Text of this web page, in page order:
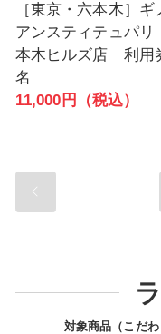
［東京・六本木］ギ
アンスティテュパ
本木ヒルズ店 利用
名
11,000円（税込）
対象商品（こだわ